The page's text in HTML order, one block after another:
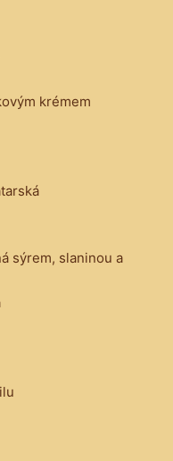
krémem
slaninou a
brambory